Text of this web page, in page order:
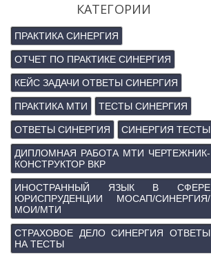
КАТЕГОРИИ
ПРАКТИКА СИНЕРГИЯ
ОТЧЕТ ПО ПРАКТИКЕ СИНЕРГИЯ
КЕЙС ЗАДАЧИ ОТВЕТЫ СИНЕРГИЯ
ПРАКТИКА МТИ ТЕСТЫ СИНЕРГИЯ
ОТВЕТЫ СИНЕРГИЯ СИНЕРГИЯ ТЕСТЫ
ДИПЛОМНАЯ РАБОТА МТИ ЧЕРТЕЖНИК-
КОНСТРУКТОР ВКР
ИНОСТРАННЫЙ ЯЗЫК В СФЕРЕ
ЮРИСПРУДЕНЦИИ МОСАП/СИНЕРГИЯ/
МОИ/МТИ
СТРАХОВОЕ ДЕЛО СИНЕРГИЯ ОТВЕТЫ
НА ТЕСТЫ